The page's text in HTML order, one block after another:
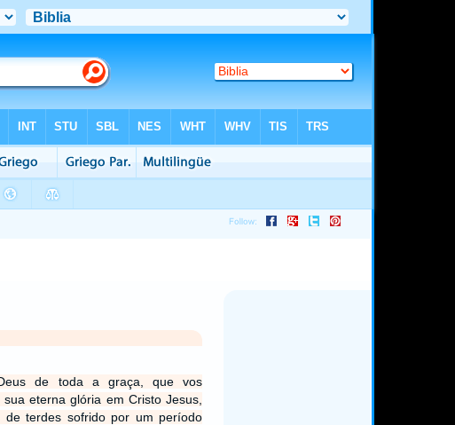
de toda a graça, que vos
eterna glória em Cristo Jesus,
de terdes sofrido por um período